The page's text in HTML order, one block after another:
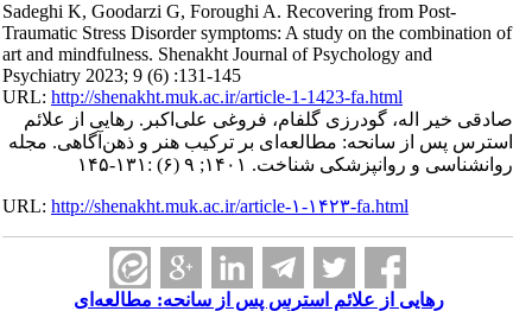
Sadeghi K, Goodarzi G, Foroughi A. Recovering from Post-
Traumatic Stress Disorder symptoms: A study on the combination of
art and mindfulness. Shenakht Journal of Psychology and
Psychiatry 2023; 9 (6) :131-145
URL:http://shenakht.muk.ac.ir/article-1-1423-fa.html
صادقی خیر اله، گودرزی گلفام، فروغی علی‌اکبر. رهایی از علائم
استرس پس از سانحه: مطالعه‌ای بر ترکیب هنر و ذهن‌آگاهی. مجله
روانشناسی و روانپزشکی شناخت. ۱۴۰۱; ۹ (۶) :۱۳۱-۱۴۵
URL:http://shenakht.muk.ac.ir/article-۱-۱۴۲۳-fa.html
رهایی از علائم استرس پس از سانحه: مطالعه‌ای